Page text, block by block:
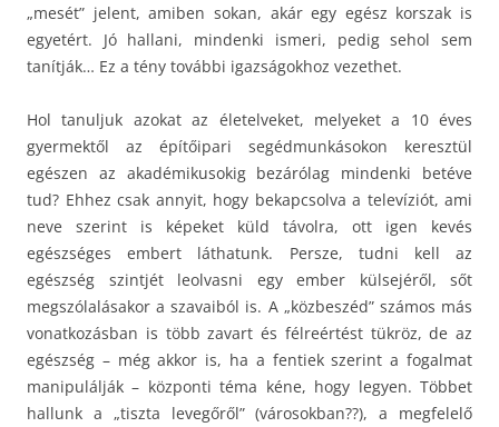
„mesét” jelent, amiben sokan, akár egy egész korszak is
egyetért. Jó hallani, mindenki ismeri, pedig sehol sem
tanítják… Ez a tény további igazságokhoz vezethet.
Hol tanuljuk azokat az életelveket, melyeket a 10 éves
gyermektől az építőipari segédmunkásokon keresztül
egészen az akadémikusokig bezárólag mindenki betéve
tud? Ehhez csak annyit, hogy bekapcsolva a televíziót, ami
neve szerint is képeket küld távolra, ott igen kevés
egészséges embert láthatunk. Persze, tudni kell az
egészség szintjét leolvasni egy ember külsejéről, sőt
megszólalásakor a szavaiból is. A „közbeszéd” számos más
vonatkozásban is több zavart és félreértést tükröz, de az
egészség – még akkor is, ha a fentiek szerint a fogalmat
manipulálják – központi téma kéne, hogy legyen. Többet
hallunk a „tiszta levegőről” (városokban??), a megfelelő